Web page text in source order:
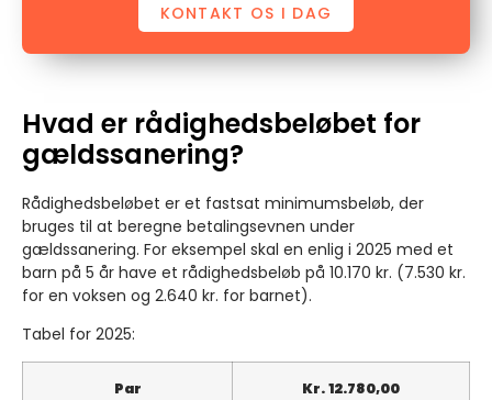
KONTAKT OS I DAG
Hvad er rådighedsbeløbet for
gældssanering?
Rådighedsbeløbet er et fastsat minimumsbeløb, der
bruges til at beregne betalingsevnen under
gældssanering. For eksempel skal en enlig i 2025 med et
barn på 5 år have et rådighedsbeløb på 10.170 kr. (7.530 kr.
for en voksen og 2.640 kr. for barnet).
Tabel for 2025:
Par Kr.12.780,00